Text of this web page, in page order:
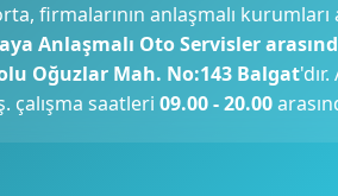
firmalarının anlaşmalı kurumları
Anlaşmalı Oto Servisler
Oğuzlar Mah. No:143 Balgat
çalışma saatleri 09.00 - 20.00